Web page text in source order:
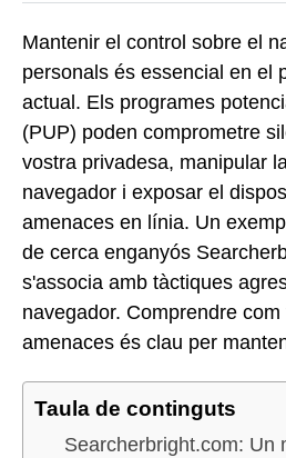
Mantenir el control sobre el
personals és essencial en el
actual. Els programes
(PUP) poden comprometre
vostra privadesa, manipular
navegador i exposar el
amenaces en línia. Un
de cerca enganyós
s'associa amb tàctiques
navegador. Comprendre
amenaces és clau per
Taula de continguts
Searcherbright.com: Un